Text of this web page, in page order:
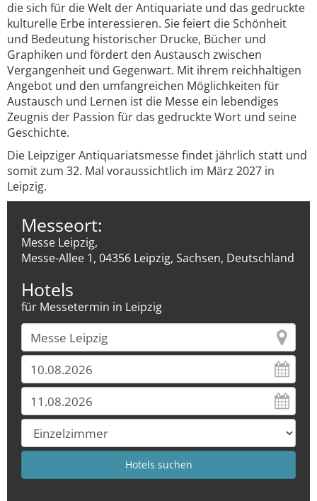
die sich für die Welt der Antiquariate und das gedruckte
kulturelle Erbe interessieren. Sie feiert die Schönheit
und Bedeutung historischer Drucke, Bücher und
Graphiken und fördert den Austausch zwischen
Vergangenheit und Gegenwart. Mit ihrem reichhaltigen
Angebot und den umfangreichen Möglichkeiten für
Austausch und Lernen ist die Messe ein lebendiges
Zeugnis der Passion für das gedruckte Wort und seine
Geschichte.
Die Leipziger Antiquariatsmesse findet jährlich statt und
somit zum 32. Mal voraussichtlich im März 2027 in
Leipzig.
Messeort:
Messe Leipzig,
Messe-Allee 1, 04356 Leipzig, Sachsen, Deutschland
Hotels
für Messetermin in Leipzig